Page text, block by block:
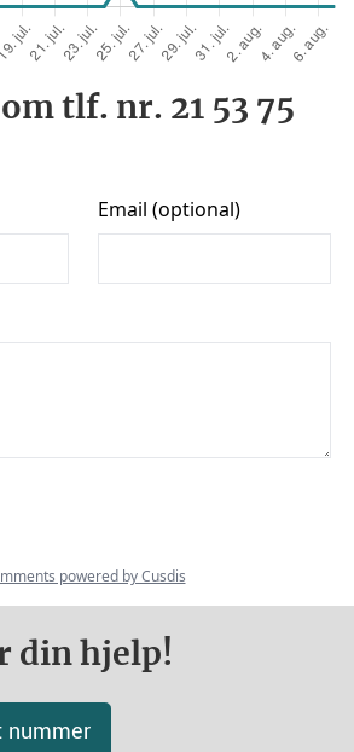
tlf. nr. 21 53 75
din hjelp!
nummer